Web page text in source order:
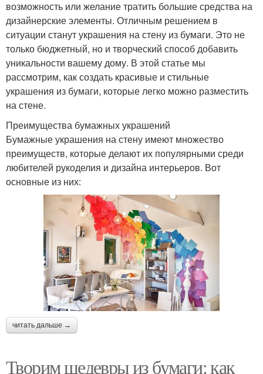
возможность или желание тратить большие средства на
дизайнерские элементы. Отличным решением в
ситуации станут украшения на стену из бумаги. Это не
только бюджетный, но и творческий способ добавить
уникальности вашему дому. В этой статье мы
рассмотрим, как создать красивые и стильные
украшения из бумаги, которые легко можно разместить
на стене.
Преимущества бумажных украшений
Бумажные украшения на стену имеют множество
преимуществ, которые делают их популярными среди
любителей рукоделия и дизайна интерьеров. Вот
основные из них:
читать дальше →
Творим шедевры из бумаги: как